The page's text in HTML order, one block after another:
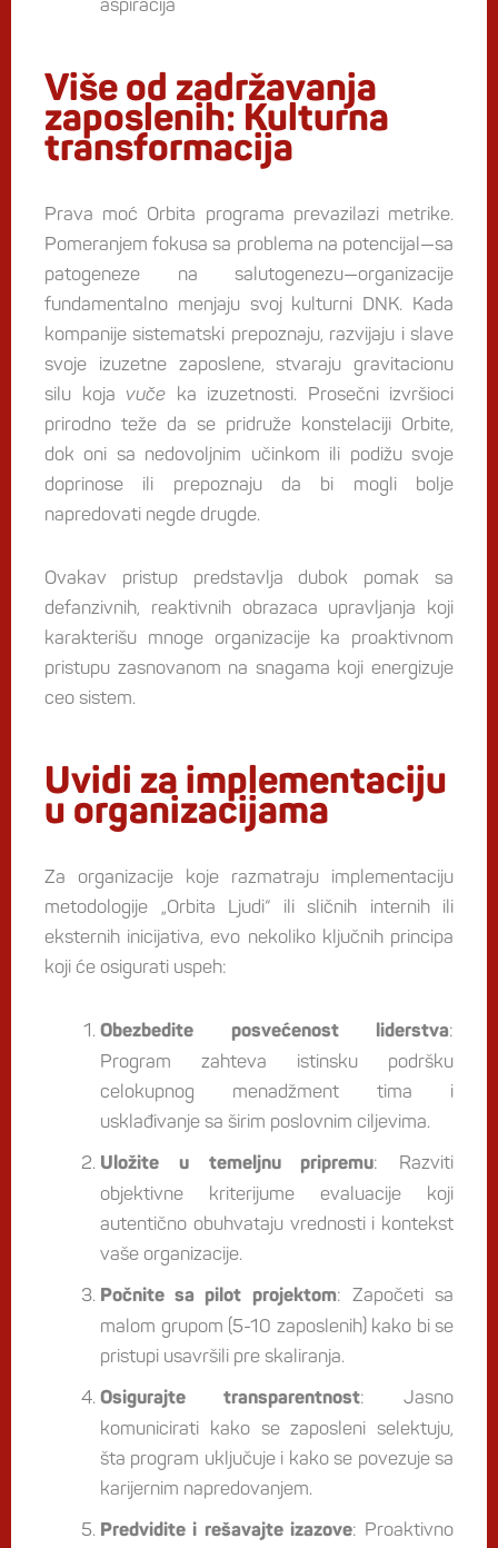
aspiracija
Više od zadržavanja
zaposlenih: Kulturna
transformacija
Prava moć Orbita programa prevazilazi metrike.
Pomeranjem fokusa sa problema na potencijal—sa
patogeneze na salutogenezu—organizacije
fundamentalno menjaju svoj kulturni DNK. Kada
kompanije sistematski prepoznaju, razvijaju i slave
svoje izuzetne zaposlene, stvaraju gravitacionu
silu koja vuče ka izuzetnosti. Prosečni izvršioci
prirodno teže da se pridruže konstelaciji Orbite,
dok oni sa nedovoljnim učinkom ili podižu svoje
doprinose ili prepoznaju da bi mogli bolje
napredovati negde drugde.
Ovakav pristup predstavlja dubok pomak sa
defanzivnih, reaktivnih obrazaca upravljanja koji
karakterišu mnoge organizacije ka proaktivnom
pristupu zasnovanom na snagama koji energizuje
ceo sistem.
Uvidi za implementaciju
u organizacijama
Za organizacije koje razmatraju implementaciju
metodologije „Orbita Ljudi“ ili sličnih internih ili
eksternih inicijativa, evo nekoliko ključnih principa
koji će osigurati uspeh:
Obezbedite posvećenost liderstva:
Program zahteva istinsku podršku
celokupnog menadžment tima i
usklađivanje sa širim poslovnim ciljevima.
Uložite u temeljnu pripremu: Razviti
objektivne kriterijume evaluacije koji
autentično obuhvataju vrednosti i kontekst
vaše organizacije.
Počnite sa pilot projektom: Započeti sa
malom grupom (5-10 zaposlenih) kako bi se
pristupi usavršili pre skaliranja.
Osigurajte transparentnost: Jasno
komunicirati kako se zaposleni selektuju,
šta program uključuje i kako se povezuje sa
karijernim napredovanjem.
Predvidite i rešavajte izazove: Proaktivno